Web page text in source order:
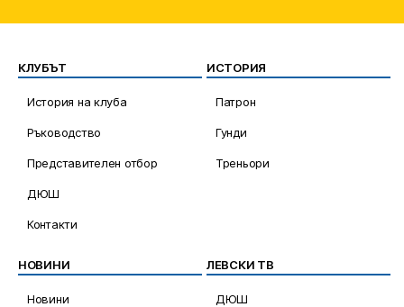
КЛУБЪТ
История на клуба
Ръководство
Представителен отбор
ДЮШ
Контакти
ИСТОРИЯ
Патрон
Гунди
Треньори
НОВИНИ
Новини
ЛЕВСКИ ТВ
ДЮШ